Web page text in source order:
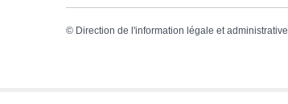
© Direction de l'information légale et administrative